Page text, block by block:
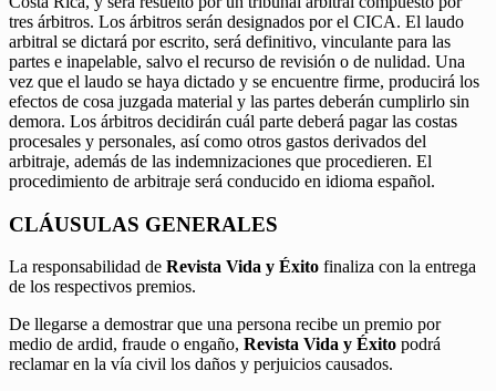
tres árbitros. Los árbitros serán designados por el CICA. El laudo
arbitral se dictará por escrito, será definitivo, vinculante para las
partes e inapelable, salvo el recurso de revisión o de nulidad. Una
vez que el laudo se haya dictado y se encuentre firme, producirá los
efectos de cosa juzgada material y las partes deberán cumplirlo sin
demora. Los árbitros decidirán cuál parte deberá pagar las costas
procesales y personales, así como otros gastos derivados del
arbitraje, además de las indemnizaciones que procedieren. El
procedimiento de arbitraje será conducido en idioma español.
CLÁUSULAS GENERALES
La responsabilidad de Revista Vida y Éxito finaliza con la entrega
de los respectivos premios.
De llegarse a demostrar que una persona recibe un premio por
medio de ardid, fraude o engaño, Revista Vida y Éxito podrá
reclamar en la vía civil los daños y perjuicios causados.